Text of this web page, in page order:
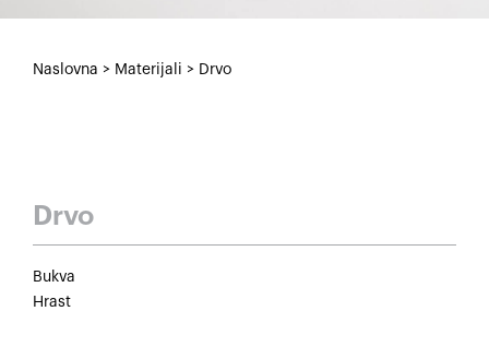
Naslovna > Materijali > Drvo
Drvo
Bukva
Hrast